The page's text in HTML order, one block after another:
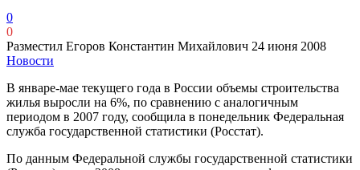
0
0
Разместил Егоров Константин Михайлович 24 июня 2008
Новости
В январе-мае текущего года в России объемы строительства
жилья выросли на 6%, по сравнению с аналогичным
периодом в 2007 году, сообщила в понедельник Федеральная
служба государственной статистики (Росстат).
По данным Федеральной службы государственной статистики